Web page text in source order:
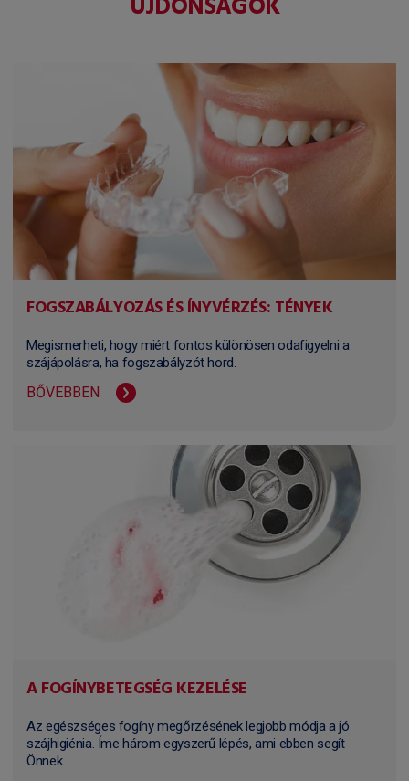
ÚJDONSÁGOK
FOGSZABÁLYOZÁS ÉS ÍNYVÉRZÉS: TÉNYEK
Megismerheti, hogy miért fontos különösen odafigyelni a
szájápolásra, ha fogszabályzót hord.
BŐVEBBEN
A FOGÍNYBETEGSÉG KEZELÉSE
Az egészséges fogíny megőrzésének legjobb módja a jó
szájhigiénia. Íme három egyszerű lépés, ami ebben segít
Önnek.